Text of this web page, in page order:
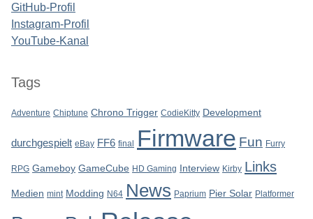
GitHub-Profil
Instagram-Profil
YouTube-Kanal
Tags
Adventure Chiptune Chrono Trigger CodieKitty Development
durchgespielt eBay FF6 final Firmware Fun Furry
RPG Gameboy GameCube HD Gaming Interview Kirby Links
Medien mint Modding N64 News Paprium Pier Solar Platformer